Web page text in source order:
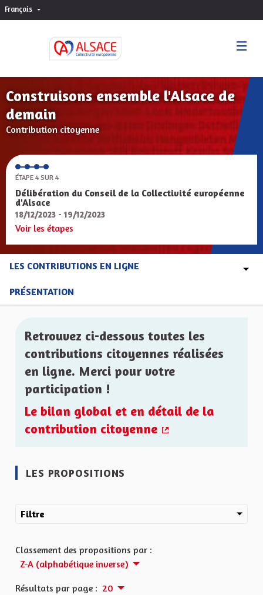
Français Choisir la langue
Construisons ensemble l'Alsace de
demain
Contribution citoyenne
ÉTAPE 4 SUR 4
Délibération du Conseil de la Collectivité européenne
d'Alsace
18/12/2023 - 19/12/2023
Voir les étapes
LES CONTRIBUTIONS EN LIGNE
PRÉSENTATION
Retrouvez ci-dessous toutes les
contributions citoyennes réalisées
en ligne. Merci pour votre
participation !
Le bilan global et en détail de la
contribution citoyenne
LES PROPOSITIONS
Filtre
Classement des propositions par :
Z-A (alphabétique inverse)
Résultats par page : 20